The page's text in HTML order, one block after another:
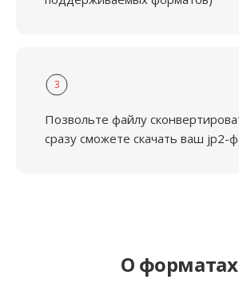
3
Позвольте файлу
сразу сможете скачать ваш jp2-
О форматах